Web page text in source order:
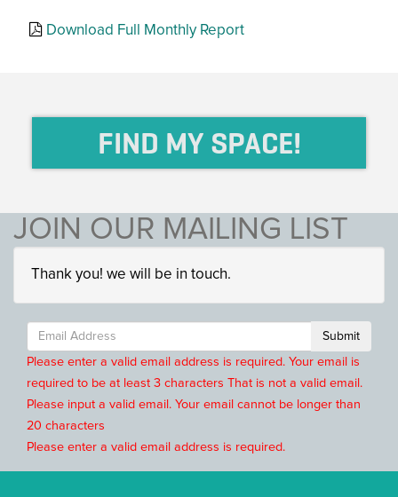
Download Full Monthly Report
FIND MY SPACE!
JOIN OUR MAILING LIST
Thank you! we will be in touch.
Submit
Please enter a valid email address is required. Your email is
required to be at least 3 characters That is not a valid email.
Please input a valid email. Your email cannot be longer than
20 characters
Please enter a valid email address is required.